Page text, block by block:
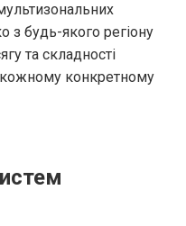
з будь-якого регіону
та складності
кожному конкретному